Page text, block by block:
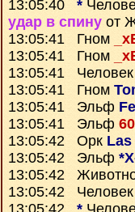
13:05:40 *
удар в спину от
13:05:41 Гном
13:05:41 Гном
13:05:41 Человек
13:05:41 Гном
13:05:41 Эльф
13:05:41 Эльф
13:05:42 Орк
13:05:42 Эльф
13:05:42
13:05:42 Человек
13:05:42 *